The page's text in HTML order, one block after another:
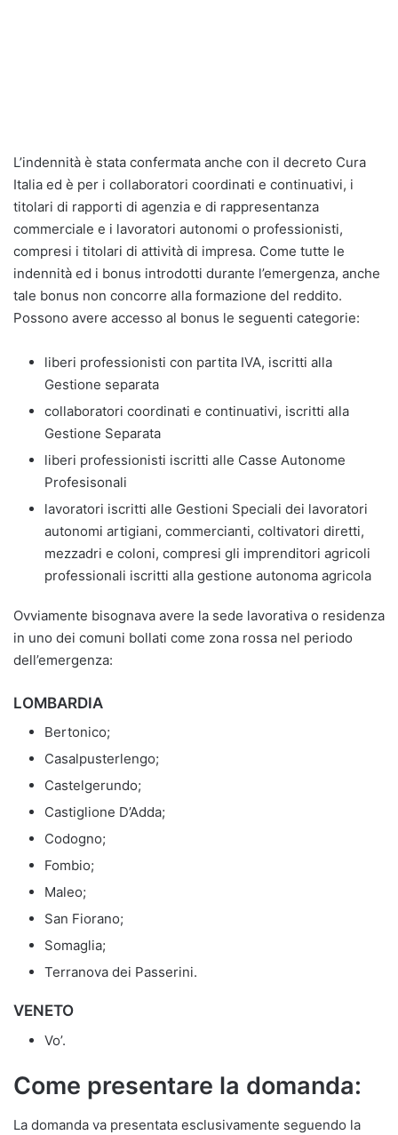
L’indennità è stata confermata anche con il decreto Cura
Italia ed è per i collaboratori coordinati e continuativi, i
titolari di rapporti di agenzia e di rappresentanza
commerciale e i lavoratori autonomi o professionisti,
compresi i titolari di attività di impresa. Come tutte le
indennità ed i bonus introdotti durante l’emergenza, anche
tale bonus non concorre alla formazione del reddito.
Possono avere accesso al bonus le seguenti categorie:
liberi professionisti con partita IVA, iscritti alla
Gestione separata
collaboratori coordinati e continuativi, iscritti alla
Gestione Separata
liberi professionisti iscritti alle Casse Autonome
Profesisonali
lavoratori iscritti alle Gestioni Speciali dei lavoratori
autonomi artigiani, commercianti, coltivatori diretti,
mezzadri e coloni, compresi gli imprenditori agricoli
professionali iscritti alla gestione autonoma agricola
Ovviamente bisognava avere la sede lavorativa o residenza
in uno dei comuni bollati come zona rossa nel periodo
dell’emergenza:
LOMBARDIA
Bertonico;
Casalpusterlengo;
Castelgerundo;
Castiglione D’Adda;
Codogno;
Fombio;
Maleo;
San Fiorano;
Somaglia;
Terranova dei Passerini.
VENETO
Vo’.
Come presentare la domanda:
La domanda va presentata esclusivamente seguendo la